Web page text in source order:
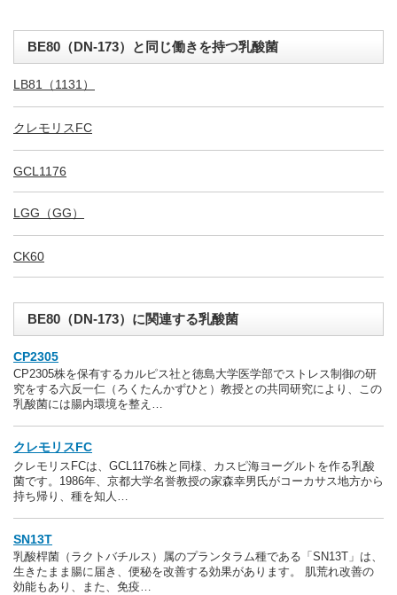
BE80（DN-173）と同じ働きを持つ乳酸菌
LB81（1131）
クレモリスFC
GCL1176
LGG（GG）
CK60
BE80（DN-173）に関連する乳酸菌
CP2305
CP2305株を保有するカルピス社と徳島大学医学部でストレス制御の研
究をする六反一仁（ろくたんかずひと）教授との共同研究により、この
乳酸菌には腸内環境を整え…
クレモリスFC
クレモリスFCは、GCL1176株と同様、カスピ海ヨーグルトを作る乳酸
菌です。1986年、京都大学名誉教授の家森幸男氏がコーカサス地方から
持ち帰り、種を知人…
SN13T
乳酸桿菌（ラクトバチルス）属のプランタラム種である「SN13T」は、
生きたまま腸に届き、便秘を改善する効果があります。 肌荒れ改善の
効能もあり、また、免疫…